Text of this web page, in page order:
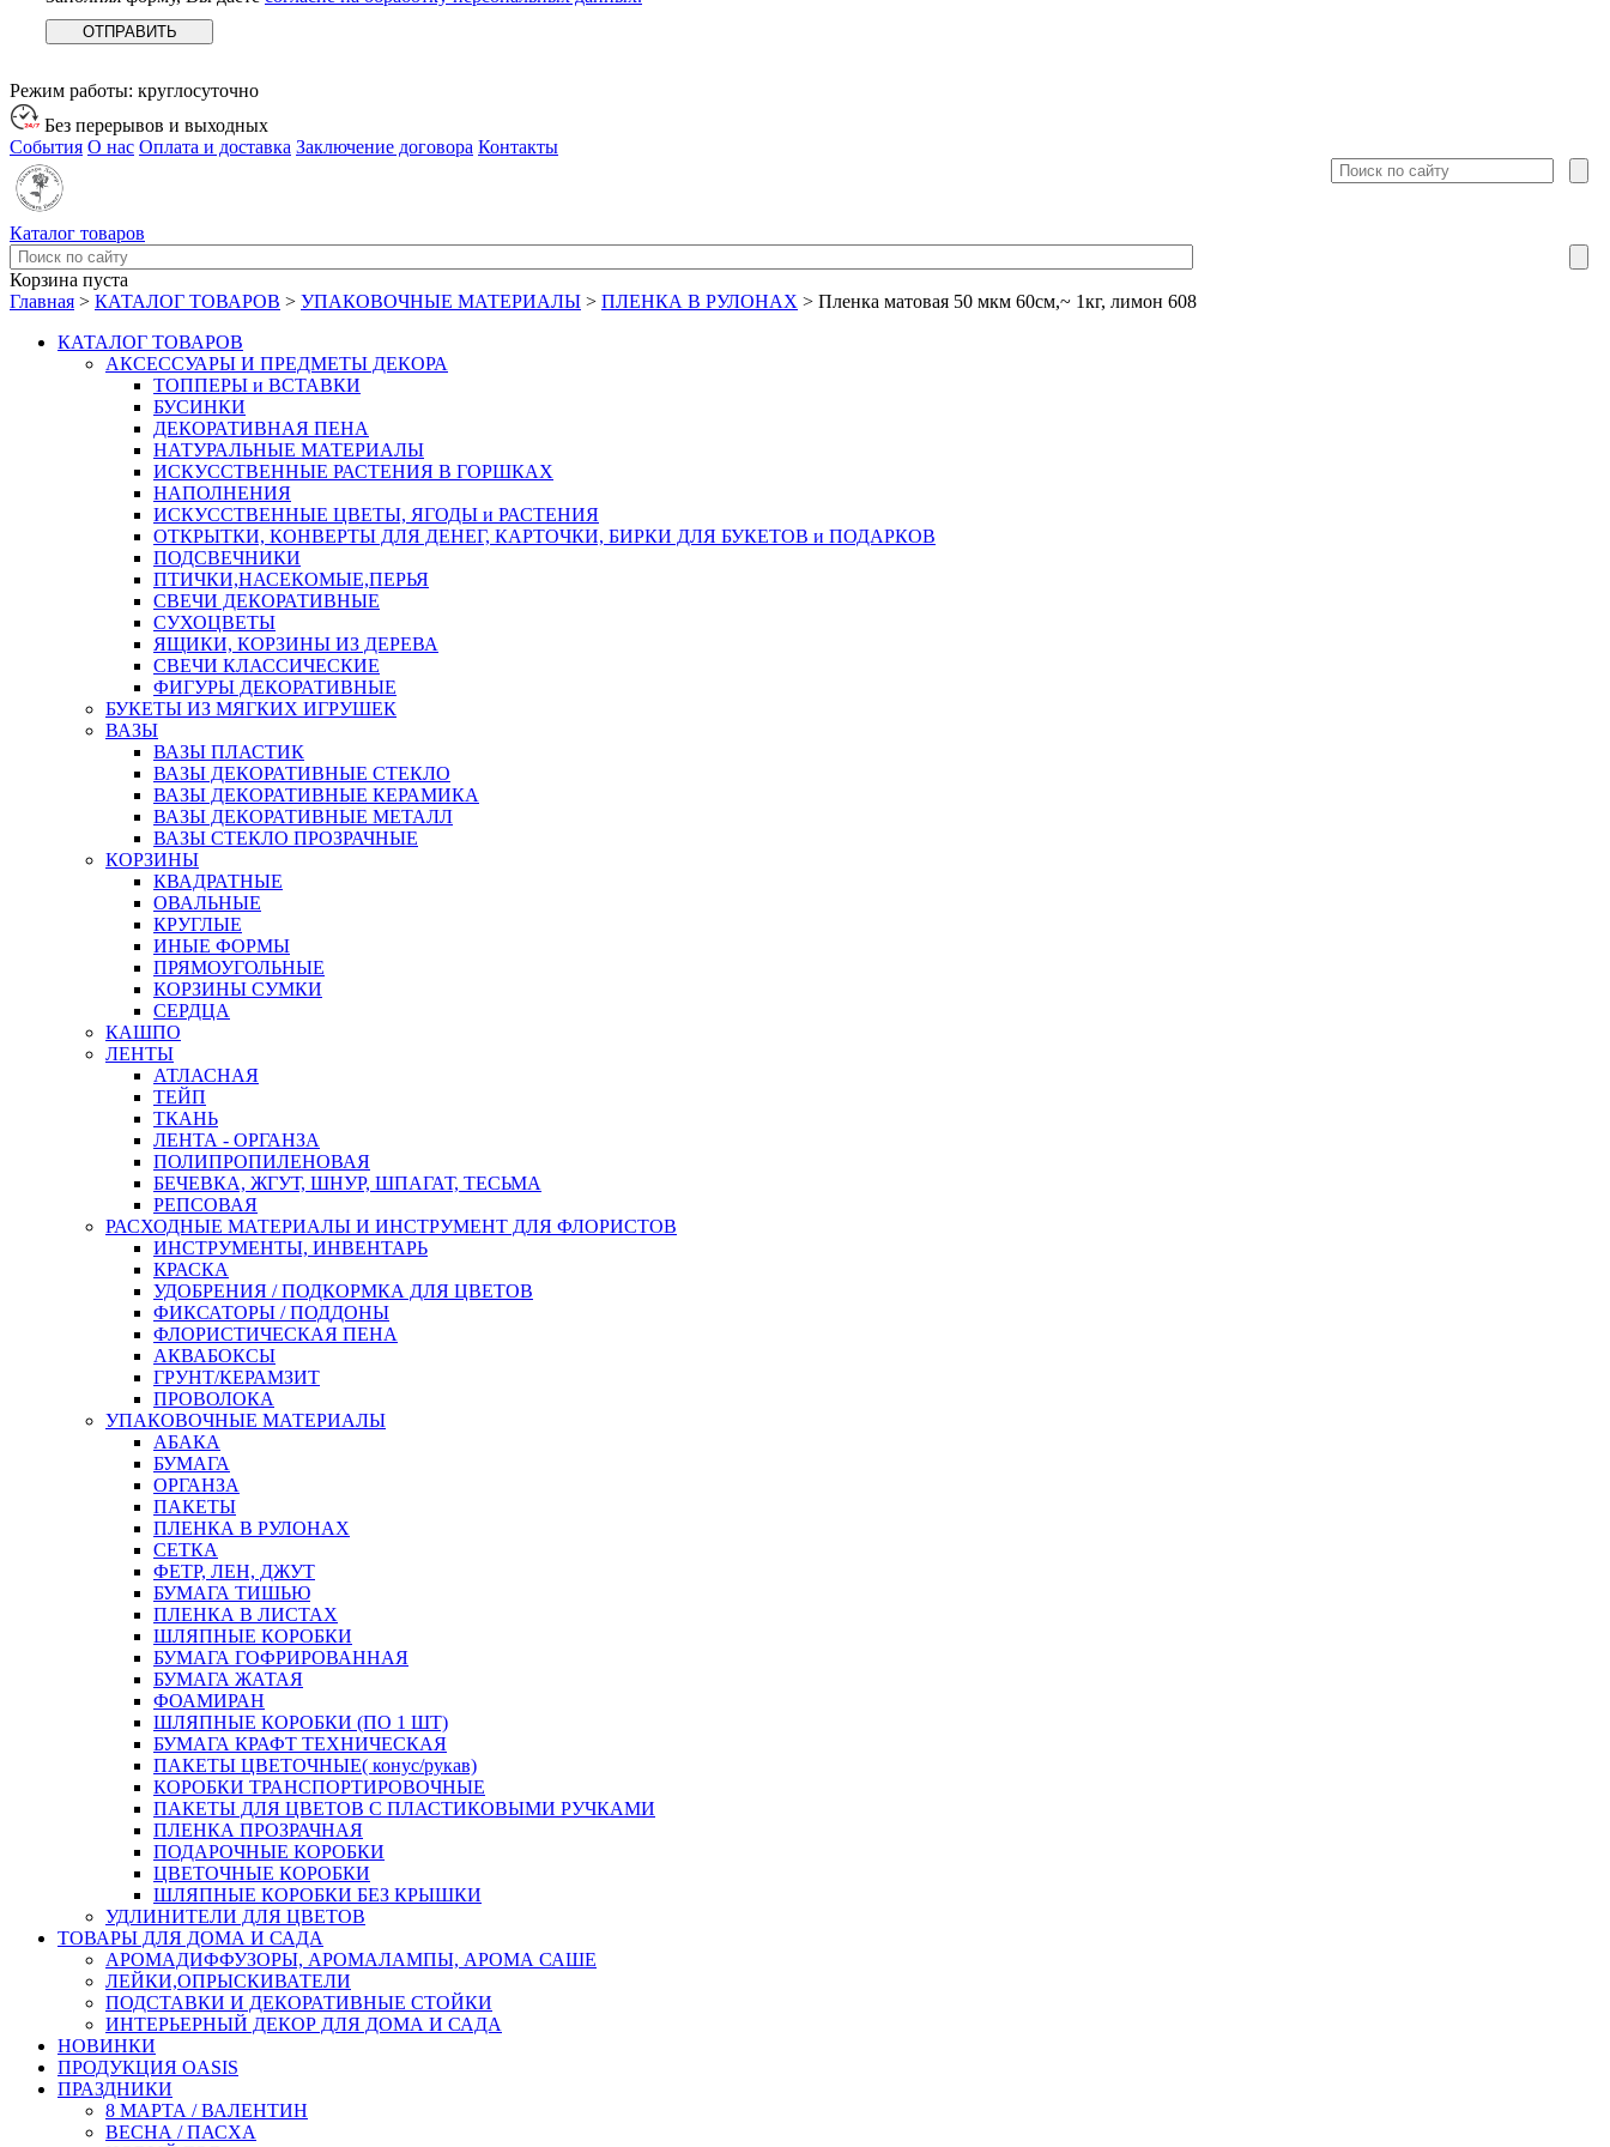
Режим работы: круглосуточно
Без перерывов и выходных
События О нас Оплата и доставка Заключение договора Контакты
Каталог товаров
Корзина пуста
Главная > КАТАЛОГ ТОВАРОВ > УПАКОВОЧНЫЕ МАТЕРИАЛЫ > ПЛЕНКА В РУЛОНАХ > Пленка матовая 50 мкм 60см,~ 1кг, лимон 608
КАТАЛОГ ТОВАРОВ
АКСЕССУАРЫ И ПРЕДМЕТЫ ДЕКОРА
ТОППЕРЫ и ВСТАВКИ
БУСИНКИ
ДЕКОРАТИВНАЯ ПЕНА
НАТУРАЛЬНЫЕ МАТЕРИАЛЫ
ИСКУССТВЕННЫЕ РАСТЕНИЯ В ГОРШКАХ
НАПОЛНЕНИЯ
ИСКУССТВЕННЫЕ ЦВЕТЫ, ЯГОДЫ и РАСТЕНИЯ
ОТКРЫТКИ, КОНВЕРТЫ ДЛЯ ДЕНЕГ, КАРТОЧКИ, БИРКИ ДЛЯ БУКЕТОВ и ПОДАРКОВ
ПОДСВЕЧНИКИ
ПТИЧКИ,НАСЕКОМЫЕ,ПЕРЬЯ
СВЕЧИ ДЕКОРАТИВНЫЕ
СУХОЦВЕТЫ
ЯЩИКИ, КОРЗИНЫ ИЗ ДЕРЕВА
СВЕЧИ КЛАССИЧЕСКИЕ
ФИГУРЫ ДЕКОРАТИВНЫЕ
БУКЕТЫ ИЗ МЯГКИХ ИГРУШЕК
ВАЗЫ
ВАЗЫ ПЛАСТИК
ВАЗЫ ДЕКОРАТИВНЫЕ СТЕКЛО
ВАЗЫ ДЕКОРАТИВНЫЕ КЕРАМИКА
ВАЗЫ ДЕКОРАТИВНЫЕ МЕТАЛЛ
ВАЗЫ СТЕКЛО ПРОЗРАЧНЫЕ
КОРЗИНЫ
КВАДРАТНЫЕ
ОВАЛЬНЫЕ
КРУГЛЫЕ
ИНЫЕ ФОРМЫ
ПРЯМОУГОЛЬНЫЕ
КОРЗИНЫ СУМКИ
СЕРДЦА
КАШПО
ЛЕНТЫ
АТЛАСНАЯ
ТЕЙП
ТКАНЬ
ЛЕНТА - ОРГАНЗА
ПОЛИПРОПИЛЕНОВАЯ
БЕЧЕВКА, ЖГУТ, ШНУР, ШПАГАТ, ТЕСЬМА
РЕПСОВАЯ
РАСХОДНЫЕ МАТЕРИАЛЫ И ИНСТРУМЕНТ ДЛЯ ФЛОРИСТОВ
ИНСТРУМЕНТЫ, ИНВЕНТАРЬ
КРАСКА
УДОБРЕНИЯ / ПОДКОРМКА ДЛЯ ЦВЕТОВ
ФИКСАТОРЫ / ПОДДОНЫ
ФЛОРИСТИЧЕСКАЯ ПЕНА
АКВАБОКСЫ
ГРУНТ/КЕРАМЗИТ
ПРОВОЛОКА
УПАКОВОЧНЫЕ МАТЕРИАЛЫ
АБАКА
БУМАГА
ОРГАНЗА
ПАКЕТЫ
ПЛЕНКА В РУЛОНАХ
СЕТКА
ФЕТР, ЛЕН, ДЖУТ
БУМАГА ТИШЬЮ
ПЛЕНКА В ЛИСТАХ
ШЛЯПНЫЕ КОРОБКИ
БУМАГА ГОФРИРОВАННАЯ
БУМАГА ЖАТАЯ
ФОАМИРАН
ШЛЯПНЫЕ КОРОБКИ (ПО 1 ШТ)
БУМАГА КРАФТ ТЕХНИЧЕСКАЯ
ПАКЕТЫ ЦВЕТОЧНЫЕ( конус/рукав)
КОРОБКИ ТРАНСПОРТИРОВОЧНЫЕ
ПАКЕТЫ ДЛЯ ЦВЕТОВ С ПЛАСТИКОВЫМИ РУЧКАМИ
ПЛЕНКА ПРОЗРАЧНАЯ
ПОДАРОЧНЫЕ КОРОБКИ
ЦВЕТОЧНЫЕ КОРОБКИ
ШЛЯПНЫЕ КОРОБКИ БЕЗ КРЫШКИ
УДЛИНИТЕЛИ ДЛЯ ЦВЕТОВ
ТОВАРЫ ДЛЯ ДОМА И САДА
АРОМАДИФФУЗОРЫ, АРОМАЛАМПЫ, АРОМА САШЕ
ЛЕЙКИ,ОПРЫСКИВАТЕЛИ
ПОДСТАВКИ И ДЕКОРАТИВНЫЕ СТОЙКИ
ИНТЕРЬЕРНЫЙ ДЕКОР ДЛЯ ДОМА И САДА
НОВИНКИ
ПРОДУКЦИЯ OASIS
ПРАЗДНИКИ
8 МАРТА / ВАЛЕНТИН
ВЕСНА / ПАСХА